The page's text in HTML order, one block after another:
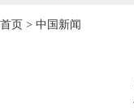
首页 > 中国新闻